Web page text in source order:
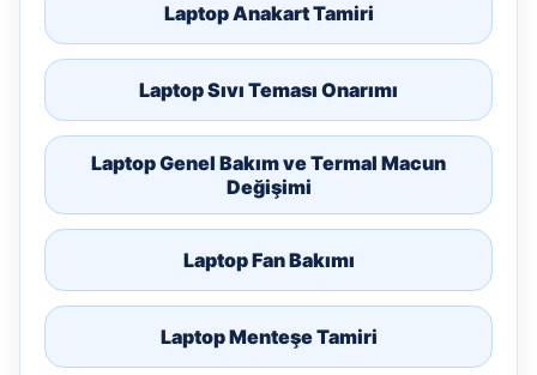
Laptop Anakart Tamiri
Laptop Sıvı Teması Onarımı
Laptop Genel Bakım ve Termal Macun
Değişimi
Laptop Fan Bakımı
Laptop Menteşe Tamiri